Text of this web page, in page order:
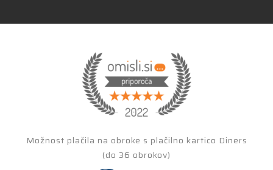
Možnost plačila na obroke s plačilno kartico Diners
(do 36 obrokov)